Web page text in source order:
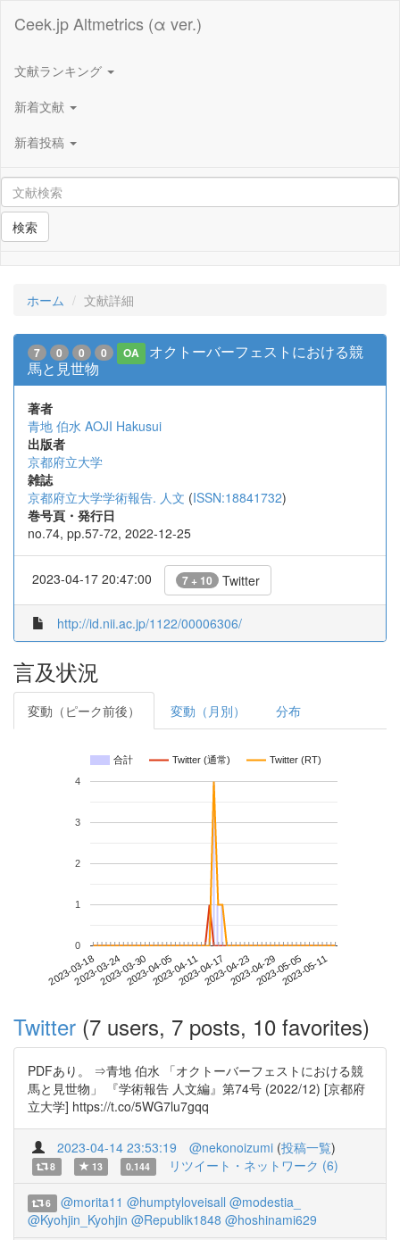
Ceek.jp Altmetrics (α ver.)
文献ランキング
新着文献
新着投稿
検索
ホーム 文献詳細
7 0 0 0 OA
オクトーバーフェストにおける競
馬と見世物
著者
青地 伯水 AOJI Hakusui
出版者
京都府立大学
雑誌
京都府立大学学術報告. 人文 (ISSN:18841732)
巻号頁・発行日
no.74, pp.57-72, 2022-12-25
2023-04-17 20:47:00 7 + 10 Twitter
http://id.nii.ac.jp/1122/00006306/
言及状況
変動（ピーク前後） 変動（月別） 分布
合計 Twitter (通常) Twitter (RT)
2023-03-182023-03-242023-03-302023-04-052023-04-112023-04-172023-04-232023-04-292023-05-052023-05-11
0
1
2
3
4
Twitter (7 users, 7 posts, 10 favorites)
PDFあり。 ⇒青地 伯水 「オクトーバーフェストにおける競
馬と見世物」 『学術報告 人文編』第74号 (2022/12) [京都府
立大学] https://t.co/5WG7lu7gqq
2023-04-14 23:53:19 @nekonoizumi (投稿一覧)
8 13 0.144 リツイート・ネットワーク (6)
6 @morita11 @humptyloveisall @modestia_
@Kyohjin_Kyohjin @Republik1848 @hoshinami629